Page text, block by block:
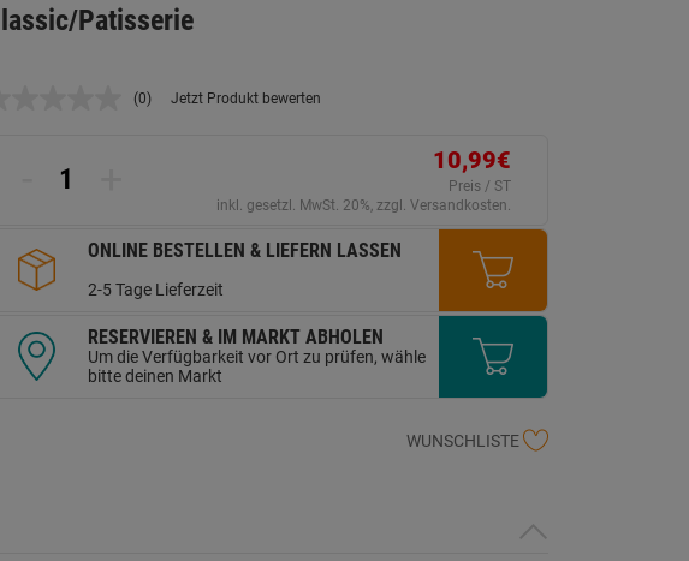
Patisserie
Kein
(0) Jetzt Produkt bewerten
10,99€
Preis / ST
inkl. gesetzl. MwSt. 20%, zzgl. Versandkosten.
ONLINE BESTELLEN & LIEFERN LASSEN
2-5 Tage Lieferzeit
RESERVIEREN & IM MARKT ABHOLEN
Um die Verfügbarkeit vor Ort zu prüfen, wähle
bitte deinen Markt
WUNSCHLISTE